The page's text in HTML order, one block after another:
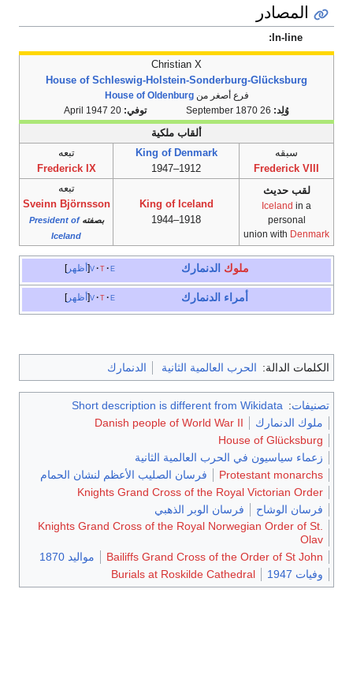
المصادر
In-line:
Christian X
House of Schleswig-Holstein-Sonderburg-Glücksburg
فرع أصغر منHouse of Oldenburg
وُلِد:
توفي: 20 April 1947
ألقاب ملكية
سبقه
Frederick VIII
King of Denmark
1912–1947
تبعه
Frederick IX
لقب حديث
Iceland in a
personal
union with Denmark
King of Iceland
1918–1944
تبعه
Sveinn Björnsson
بصفتهPresident of
Iceland
أظهر v t e ملوك الدنمارك
أظهر v t e أمراء الدنمارك
الكلمات الدالة: الحرب العالمية الثانية الدنمارك
تصنيفات:
Short description is different from Wikidata
ملوك الدنمارك
Danish people of World War II
House of Glücksburg
زعماء سياسيون في الحرب العالمية الثانية
Protestant monarchs
فرسان الصليب الأعظم لنشان الحمام
Knights Grand Cross of the Royal Victorian Order
فرسان الوشاح
فرسان الوبر الذهبي
Knights Grand Cross of the Royal Norwegian Order of St.
Olav
Bailiffs Grand Cross of the Order of St John
مواليد 1870
وفيات 1947
Burials at Roskilde Cathedral